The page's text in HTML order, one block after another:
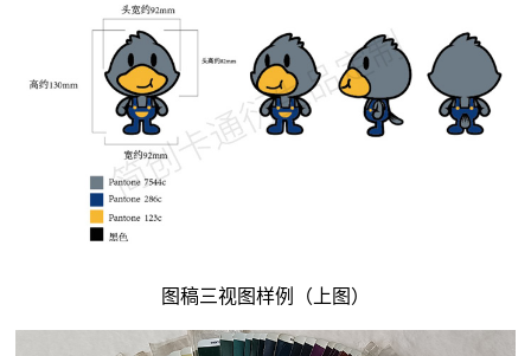
图稿三视图样例（上图）